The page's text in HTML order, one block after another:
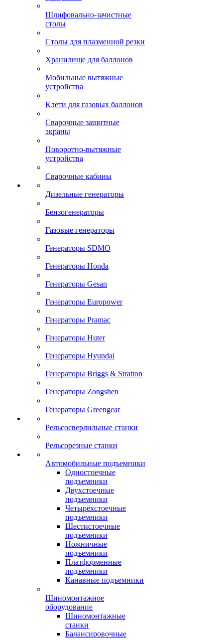
Шлифовально-зачистные
столы
Столы для плазменной резки
Хранилище для баллонов
Мобильные вытяжные
устройства
Клети для газовых баллонов
Сварочные защитные
экраны
Поворотно-вытяжные
устройства
Сварочные кабины
Дизельные генераторы
Бензогенераторы
Газовые генераторы
Генераторы SDMO
Генераторы Honda
Генераторы Gesan
Генераторы Europower
Генераторы Pramac
Генераторы Huter
Генераторы Hyundai
Генераторы Briggs & Stratton
Генераторы Zongshen
Генераторы Greengear
Рельсосверлильные станки
Рельсорезные станки
Автомобильные подъемники
Одностоечные
подъемники
Двухстоечные
подъемники
Четырёхстоечные
подъемники
Шестистоечные
подъемники
Ножничные
подъемники
Платформенные
подъемники
Канавные подъемники
Шиномонтажное
оборудование
Шиномонтажные
станки
Балансировочные